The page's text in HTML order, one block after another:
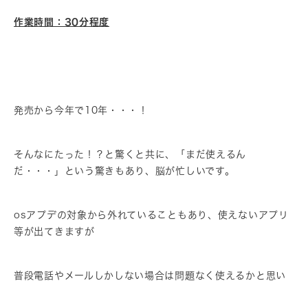
作業時間：30分程度
発売から今年で10年・・・！
そんなにたった！？と驚くと共に、「まだ使えるん
だ・・・」という驚きもあり、脳が忙しいです。
osアプデの対象から外れていることもあり、使えないアプリ
等が出てきますが
普段電話やメールしかしない場合は問題なく使えるかと思い